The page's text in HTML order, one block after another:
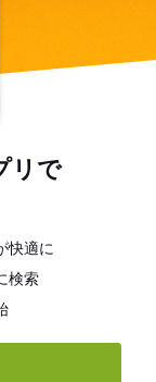
リで
快適に
検索